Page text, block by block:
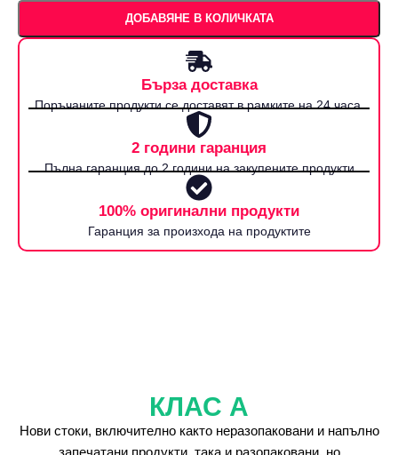
ДОБАВЯНЕ В КОЛИЧКАТА
Бърза доставка
Поръчаните продукти се доставят в рамките на 24 часа.
2 години гаранция
Пълна гаранция до 2 години на закупените продукти
100% оригинални продукти
Гаранция за произхода на продуктите
КЛАС А
Нови стоки, включително както неразопаковани и напълно
запечатани продукти, така и разопаковани, но